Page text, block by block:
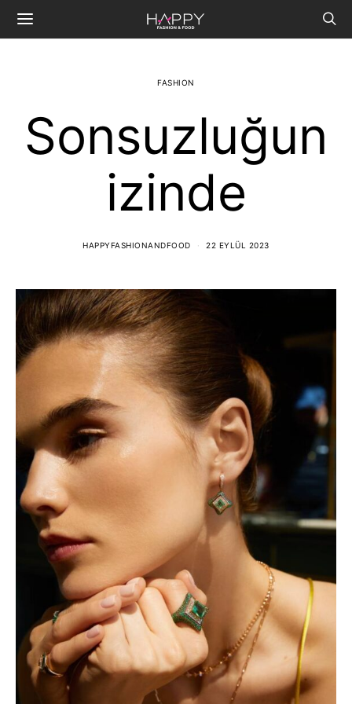
FASHION
Sonsuzluğun
izinde
HAPPYFASHIONANDFOOD 22 EYLÜL 2023